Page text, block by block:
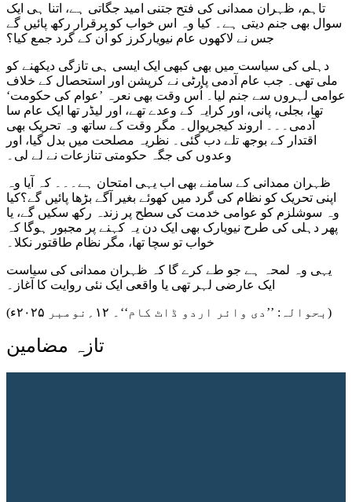
تاہم، ظہران ممدانی کی فتح جتنی امید جگاتی ہے، اتنا ہی ایک
سوال بھی جنم دیتی ہے۔ کیا وہ اس خواب کو برقرار رکھ پائیں گے
جس نے لاکھوں عام نیویارکرز کو اُن کے گرد جمع کیا؟
دہلی کی سیاست میں بھی کبھی ایک ایسی ہی تازگی دیکھنے کو
ملی تھی۔ جب عام آدمی پارٹی نے کرپشن اور استحصال کے خلاف
عوامی لہروں سے جنم لیا۔ اُس وقت بھی نعرہ ’عوام کی حکومت‘
تھا، بجلی، پانی، اور کرایہ کے وعدے تھے، اور لیڈر تھا ایک عام سا
آدمی۔۔۔ اروند کیجریوال۔ مگر وقت کے ساتھ وہ تحریک بھی
اقتدار کے بوجھ تلے دب گئی۔ نظریہ مصلحت میں بدل گیا، اور
وعدوں کی جگہ حکومتی تنازعات نے لے لی۔
ظہران ممدانی کے سامنے بھی اب یہی امتحان ہے۔۔۔ کہ آیا وہ
اپنی تحریک کو نظام کی گرد میں کھوئے بغیر آگے بڑھا پائیں گے؟کیا
وہ سوشلزم کو عوامی خدمت کی سطح پر زندہ رکھ سکیں گے، یا
پھر دہلی کی طرح نیویارک بھی ایک دن یہ کہنے پر مجبور ہوگا کہ
خواب تو سچا تھا، مگر نظام طاقتور نکلا۔
یہی وہ لمحہ ہے جو طے کرے گا کہ ظہران ممدانی کی سیاست
ایک عارضی لہر تھی یا واقعی ایک نئی روایت کا آغاز۔
(بحوالہ: ’’دی وائر اردو ڈاٹ کام‘‘۔ ۱۲؍نومبر ۲۰۲۵ء)
تازہ مضامین